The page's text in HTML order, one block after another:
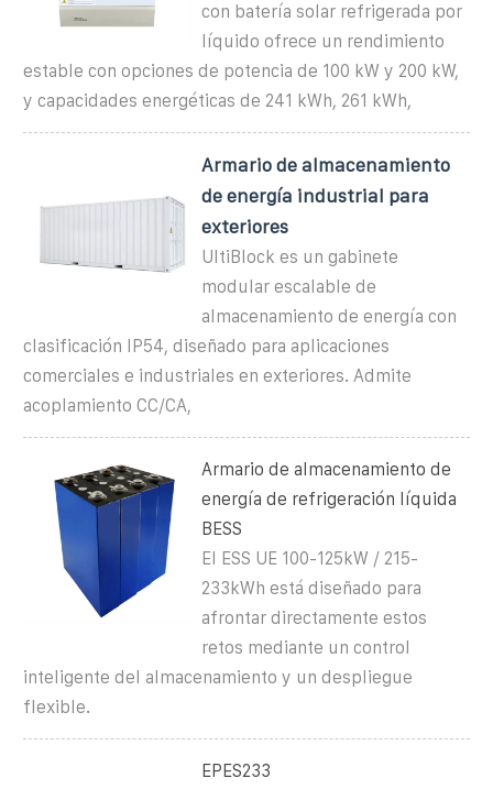
con batería solar refrigerada por
líquido ofrece un rendimiento
estable con opciones de potencia de 100 kW y 200 kW,
y capacidades energéticas de 241 kWh, 261 kWh,
Armario de almacenamiento
de energía industrial para
exteriores
UltiBlock es un gabinete
modular escalable de
almacenamiento de energía con
clasificación IP54, diseñado para aplicaciones
comerciales e industriales en exteriores. Admite
acoplamiento CC/CA,
Armario de almacenamiento de
energía de refrigeración líquida
BESS
El ESS UE 100-125kW / 215-
233kWh está diseñado para
afrontar directamente estos
retos mediante un control
inteligente del almacenamiento y un despliegue
flexible.
EPES233